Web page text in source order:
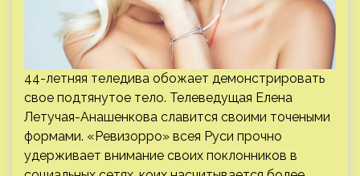
44-летняя теледива обожает демонстрировать
свое подтянутое тело. Телеведущая Елена
Летучая-Анашенкова славится своими точеными
формами. «Ревизорро» всея Руси прочно
удерживает внимание своих поклонников в